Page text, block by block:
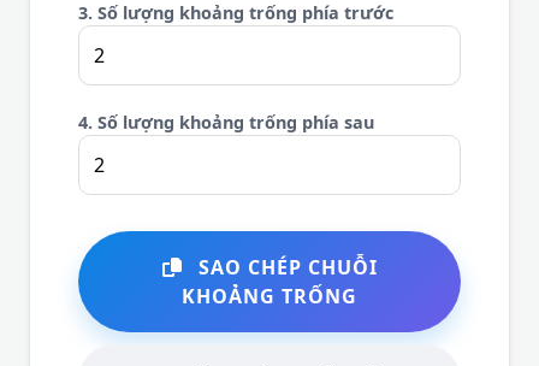
3. Số lượng khoảng trống phía trước
4. Số lượng khoảng trống phía sau
SAO CHÉP CHUỖI
KHOẢNG TRỐNG